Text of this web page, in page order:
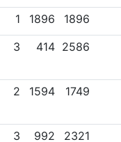
1 1896 1896
3 414 2586
2 1594 1749
3 992 2321